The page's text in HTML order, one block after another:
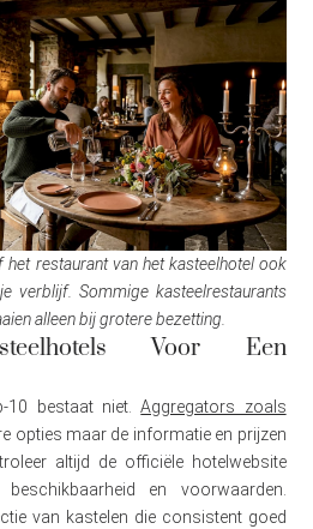
het restaurant van het kasteelhotel ook
verblijf. Sommige kasteelrestaurants
alleen bij grotere bezetting.
Voor Een
10 bestaat niet.Aggregators zoals
opties maar de informatie en prijzen
altijd de officiële hotelwebsite
en voorwaarden.
van kastelen die consistent goed